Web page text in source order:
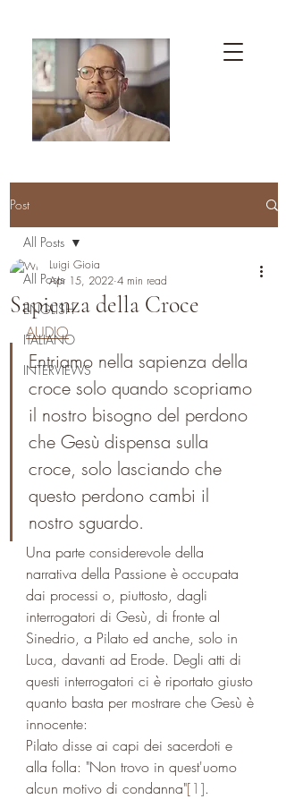
Post
All Posts
ENGLISH
ITALIANO
INTERVIEWS
All Posts
Sapienza della Croce
Luigi Gioia
Apr 15, 2022 4 min read
AUDIO
Entriamo nella sapienza della
croce solo quando scopriamo
il nostro bisogno del perdono
che Gesù dispensa sulla
croce, solo lasciando che
questo perdono cambi il
nostro sguardo.
Una parte considerevole della
narrativa della Passione è occupata
dai processi o, piuttosto, dagli
interrogatori di Gesù, di fronte al
Sinedrio, a Pilato ed anche, solo in
Luca, davanti ad Erode. Degli atti di
questi interrogatori ci è riportato giusto
quanto basta per mostrare che Gesù è
innocente:
Pilato disse ai capi dei sacerdoti e
alla folla: "Non trovo in quest'uomo
alcun motivo di condanna"[1].